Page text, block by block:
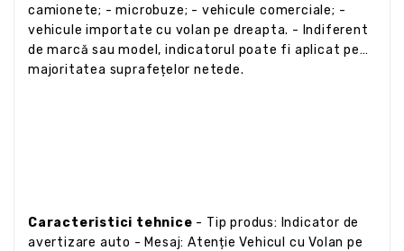
camionete; - microbuze; - vehicule comerciale; -
vehicule importate cu volan pe dreapta. - Indiferent
de marcă sau model, indicatorul poate fi aplicat pe
majoritatea suprafețelor netede.
Caracteristici tehnice - Tip produs: Indicator de
avertizare auto - Mesaj: Atenție Vehicul cu Volan pe